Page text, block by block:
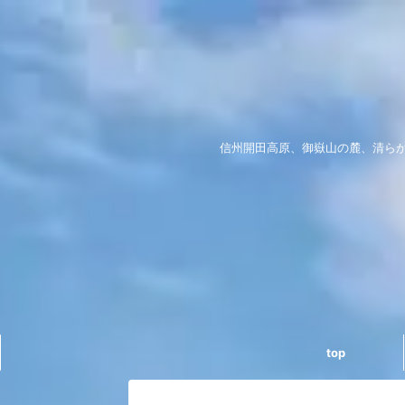
信州開田高原、御嶽山の麓、清ら
top